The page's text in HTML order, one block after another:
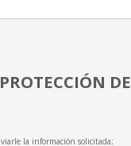
DE
la información solicitada;